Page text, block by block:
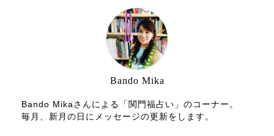
Bando Mika
Bando Mikaさんによる「関門福占い」のコーナー。
毎月、新月の日にメッセージの更新をします。